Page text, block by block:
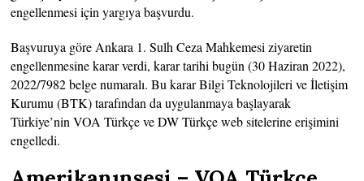
engellenmesi için yargıya başvurdu.
Başvuruya göre Ankara 1. Sulh Ceza Mahkemesi ziyaretin
engellenmesine karar verdi, karar tarihi bugün (30 Haziran 2022),
2022/7982 belge numaralı. Bu karar Bilgi Teknolojileri ve İletişim
Kurumu (BTK) tarafından da uygulanmaya başlayarak
Türkiye’nin VOA Türkçe ve DW Türkçe web sitelerine erişimini
engelledi.